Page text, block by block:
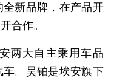
新品牌，在产品开
合作。
两大自主乘用车品
。昊铂是埃安旗下